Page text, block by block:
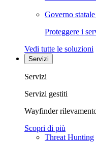
Governo
Proteggere i
Vedi tutte le soluzioni
Servizi
Servizi
Servizi gestiti
Wayfinder
Scopri di più
Threat Hunting